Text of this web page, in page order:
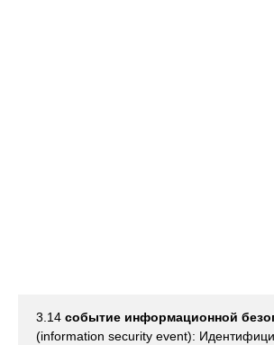
3.14 событие информационной
(information security event):